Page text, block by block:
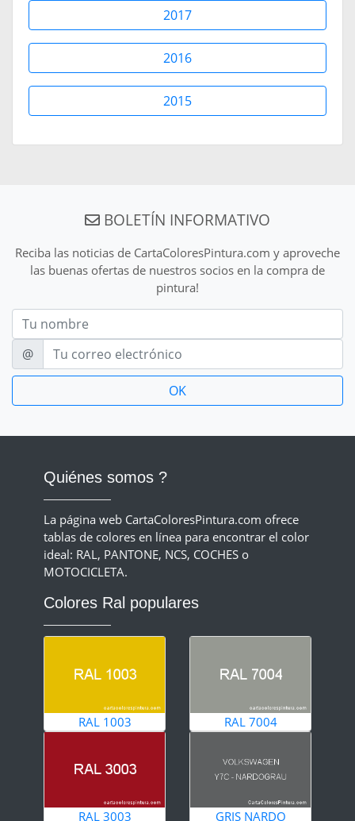
2017
2016
2015
BOLETÍN INFORMATIVO
Reciba las noticias de CartaColoresPintura.com y aproveche
las buenas ofertas de nuestros socios en la compra de
pintura!
Nom
E-mail
@
Quiénes somos ?
La página web CartaColoresPintura.com ofrece
tablas de colores en línea para encontrar el color
ideal: RAL, PANTONE, NCS, COCHES o
MOTOCICLETA.
Colores Ral populares
RAL 1003 RAL 7004
RAL 3003 GRIS NARDO